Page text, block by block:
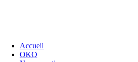
Accueil
OKO